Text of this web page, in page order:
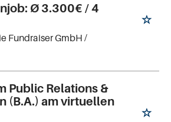
Ø 3.300€ / 4
Fundraiser GmbH /
Public Relations &
(B.A.) am virtuellen